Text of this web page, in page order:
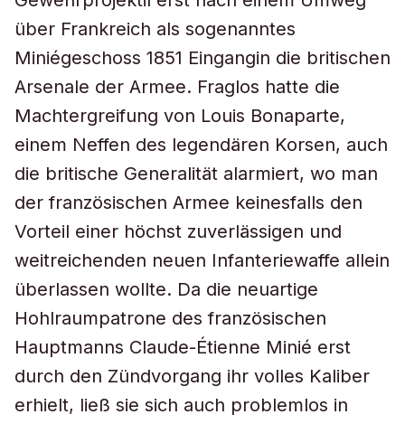
über Frankreich als sogenanntes
Miniégeschoss 1851 Eingangin die britischen
Arsenale der Armee. Fraglos hatte die
Machtergreifung von Louis Bonaparte,
einem Neffen des legendären Korsen, auch
die britische Generalität alarmiert, wo man
der französischen Armee keinesfalls den
Vorteil einer höchst zuverlässigen und
weitreichenden neuen Infanteriewaffe allein
überlassen wollte. Da die neuartige
Hohlraumpatrone des französischen
Hauptmanns Claude-Étienne Minié erst
durch den Zündvorgang ihr volles Kaliber
erhielt, ließ sie sich auch problemlos in